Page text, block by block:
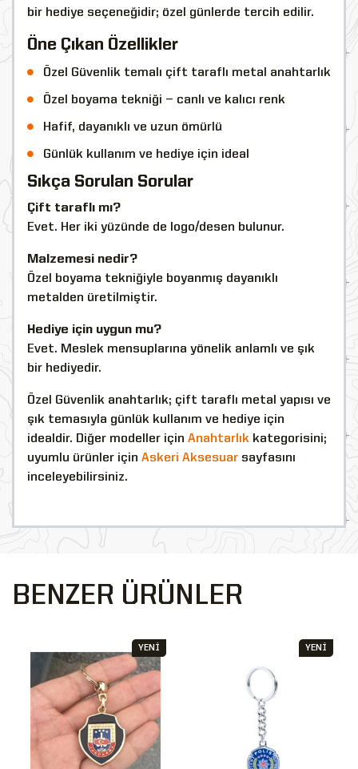
bir hediye seçeneğidir; özel günlerde tercih edilir.
Öne Çıkan Özellikler
Özel Güvenlik temalı çift taraflı metal anahtarlık
Özel boyama tekniği — canlı ve kalıcı renk
Hafif, dayanıklı ve uzun ömürlü
Günlük kullanım ve hediye için ideal
Sıkça Sorulan Sorular
Çift taraflı mı?
Evet. Her iki yüzünde de logo/desen bulunur.
Malzemesi nedir?
Özel boyama tekniğiyle boyanmış dayanıklı
metalden üretilmiştir.
Hediye için uygun mu?
Evet. Meslek mensuplarına yönelik anlamlı ve şık
bir hediyedir.
Özel Güvenlik anahtarlık; çift taraflı metal yapısı ve
şık temasıyla günlük kullanım ve hediye için
idealdir. Diğer modeller için Anahtarlık kategorisini;
uyumlu ürünler için Askeri Aksesuar sayfasını
inceleyebilirsiniz.
BENZER ÜRÜNLER
YENİ YENİ